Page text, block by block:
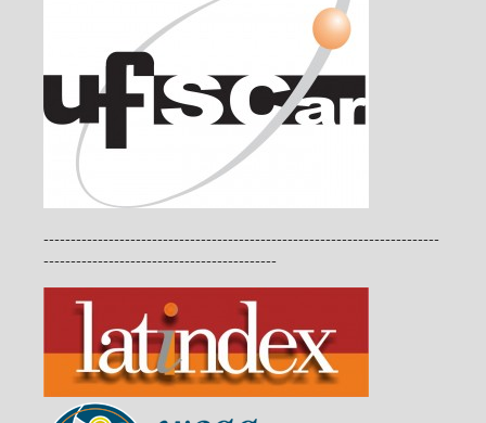
-------------------------------------------------------------------------
-------------------------------------------